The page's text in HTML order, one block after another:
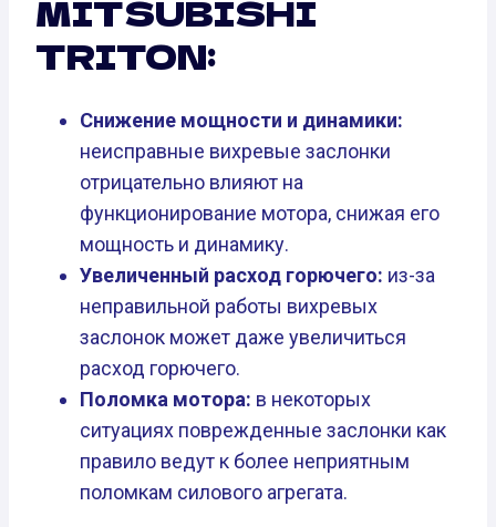
MITSUBISHI
TRITON:
Снижение мощности и динамики:
неисправные вихревые заслонки
отрицательно влияют на
функционирование мотора, снижая его
мощность и динамику.
Увеличенный расход горючего: из-за
неправильной работы вихревых
заслонок может даже увеличиться
расход горючего.
Поломка мотора: в некоторых
ситуациях поврежденные заслонки как
правило ведут к более неприятным
поломкам силового агрегата.